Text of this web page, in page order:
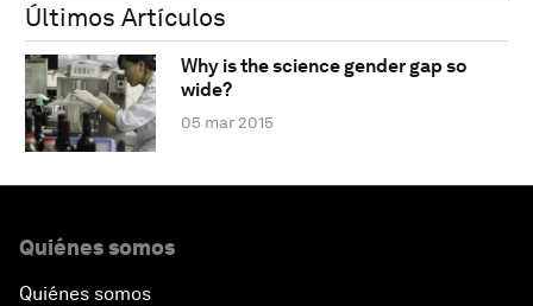
Últimos Artículos
Why is the science gender gap so
wide?
05 mar 2015
Quiénes somos
Quiénes somos